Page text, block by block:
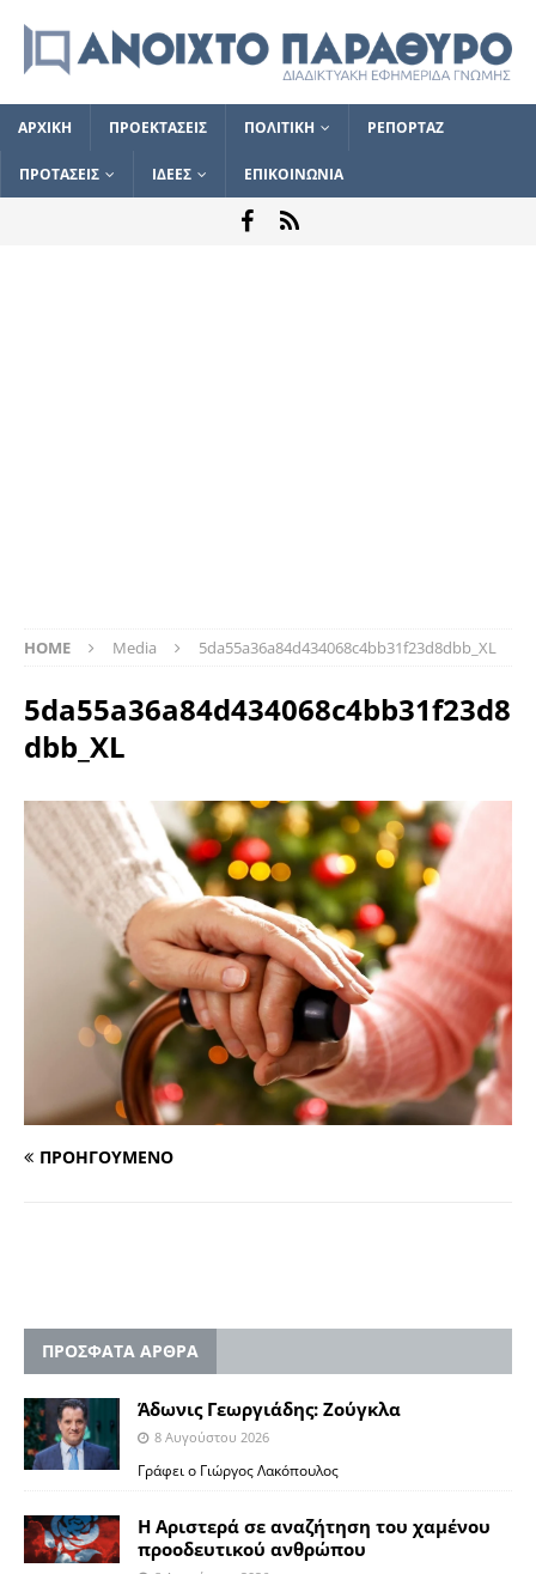
ΑΡΧΙΚΗ ΠΡΟΕΚΤΑΣΕΙΣ ΠΟΛΙΤΙΚΗ ΡΕΠΟΡΤΑΖ
ΠΡΟΤΑΣΕΙΣ ΙΔΕΕΣ ΕΠΙΚΟΙΝΩΝΙΑ
HOME Media 5da55a36a84d434068c4bb31f23d8dbb_XL
5da55a36a84d434068c4bb31f23d8
dbb_XL
ΠΡΟΗΓΟΥΜΕΝΟ
ΠΡΟΣΦΑΤΑ ΑΡΘΡΑ
Άδωνις Γεωργιάδης: Ζούγκλα
8 Αυγούστου 2026
Γράφει ο Γιώργος Λακόπουλος
Η Αριστερά σε αναζήτηση του χαμένου
προοδευτικού ανθρώπου